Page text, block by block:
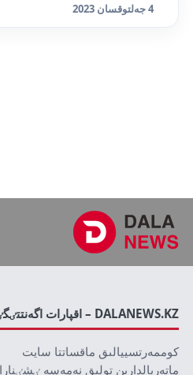
4 جەلتوقسان 2023
DALANEWS.KZ – اقپارات اگەنتتٸگٸ
كوممەرتسييالىق ماقساتتا سايت
ماتەريالدارىن تولىق نەمەسە ٸشٸنارا